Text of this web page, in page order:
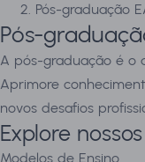
Pós-graduação
Pós-
A pós-graduação é o
Aprimore
novos desafios
Explore
Modelos de Ensino